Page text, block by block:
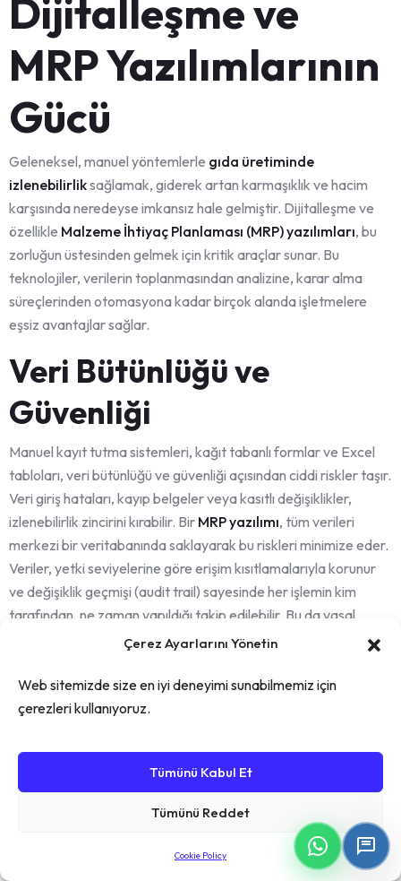
Çerez Ayarlarını Yönetin
Web sitemizde size en iyi deneyimi sunabilmemiz için
çerezleri kullanıyoruz.
Tümünü Kabul Et
Tümünü Reddet
Cookie Policy
Dijitalleşme ve
MRP Yazılımlarının
Gücü
Geleneksel, manuel yöntemlerle gıda üretiminde
izlenebilirliksağlamak, giderek artan karmaşıklık ve hacim
karşısında neredeyse imkansız hale gelmiştir. Dijitalleşme ve
özellikle Malzeme İhtiyaç Planlaması (MRP) yazılımları, bu
zorluğun üstesinden gelmek için kritik araçlar sunar. Bu
teknolojiler, verilerin toplanmasından analizine, karar alma
süreçlerinden otomasyona kadar birçok alanda işletmelere
eşsiz avantajlar sağlar.
Veri Bütünlüğü ve
Güvenliği
Manuel kayıt tutma sistemleri, kağıt tabanlı formlar ve Excel
tabloları, veri bütünlüğü ve güvenliği açısından ciddi riskler taşır.
Veri giriş hataları, kayıp belgeler veya kasıtlı değişiklikler,
izlenebilirlik zincirini kırabilir. Bir MRP yazılımı, tüm verileri
merkezi bir veritabanında saklayarak bu riskleri minimize eder.
Veriler, yetki seviyelerine göre erişim kısıtlamalarıyla korunur
ve değişiklik geçmişi (audit trail) sayesinde her işlemin kim
tarafından, ne zaman yapıldığı takip edilebilir. Bu da yasal
uyumluluk ve denetim süreçleri için vazgeçilmez bir güvence
Gerçek Zamanlı Takip ve
Analiz
Dijital sistemler, hammadde girişinden sevkiyata kadar tüm
süreçleri gerçek zamanlı olarak takip etmenize olanak tanır.
Üretim hattındaki herhangi bir aksaklık, stok seviyelerindeki
değişimler veya kalite kontrol sonuçları anında sisteme yansır.